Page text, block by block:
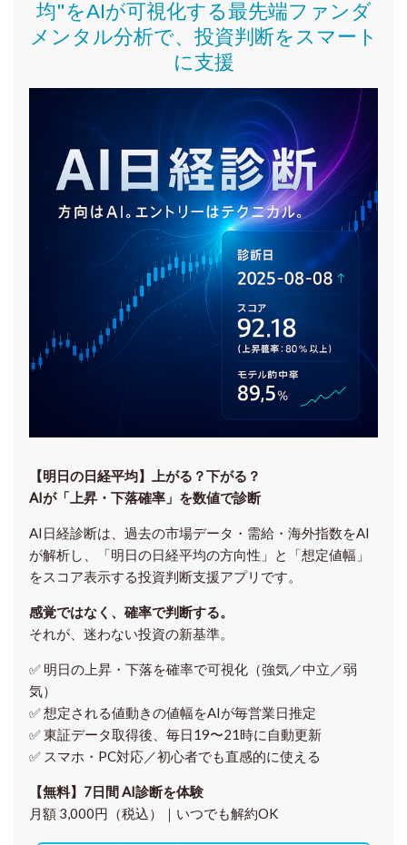
均"をAIが可視化する最先端ファンダ
メンタル分析で、投資判断をスマート
に支援
【明日の⽇経平均】上がる？下がる？
AIが「上昇・下落確率」を数値で診断
AI日経診断は、過去の市場データ・需給・海外指数をAI
が解析し、「明日の日経平均の方向性」と「想定値幅」
をスコア表示する投資判断支援アプリです。
感覚ではなく、確率で判断する。
それが、迷わない投資の新基準。
✅ 明日の上昇・下落を確率で可視化（強気／中立／弱
気）
✅ 想定される値動きの値幅をAIが毎営業日推定
✅ 東証データ取得後、 毎日19〜21時に自動更新
✅ スマホ・PC対応／初心者でも直感的に使える
【無料】7日間 AI診断を体験
月額 3,000円（税込）｜いつでも解約OK